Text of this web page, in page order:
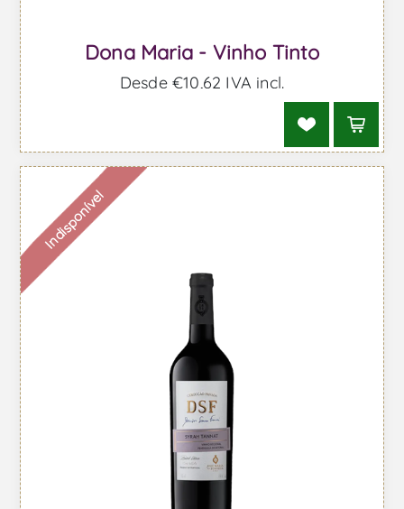
Dona Maria - Vinho Tinto
Desde €10,62 IVA incl.
Indisponível